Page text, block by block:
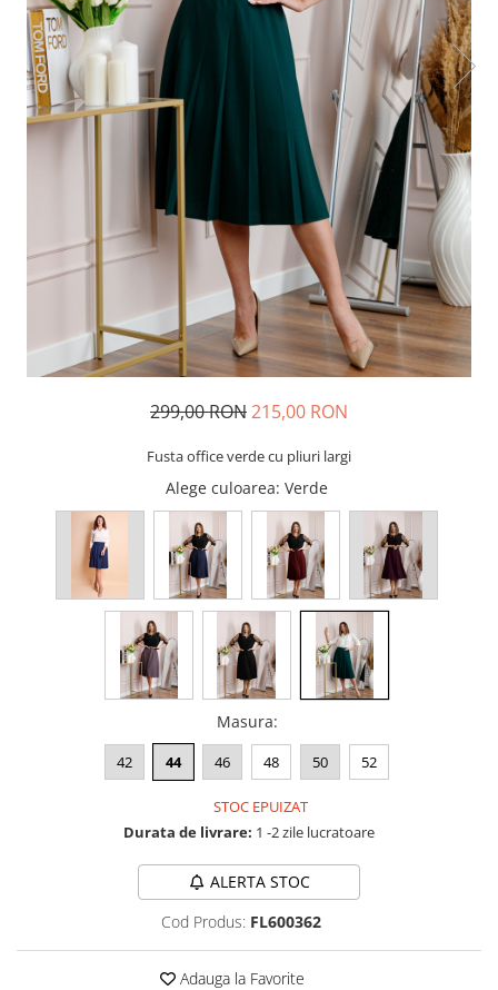
299,00 RON215,00 RON
Fusta office verde cu pliuri largi
Alege culoarea: Verde
Masura:
42 44 46 48 50 52
STOC EPUIZAT
Durata de livrare: 1 -2 zile lucratoare
ALERTA STOC
Cod Produs: FL600362
Adauga la Favorite